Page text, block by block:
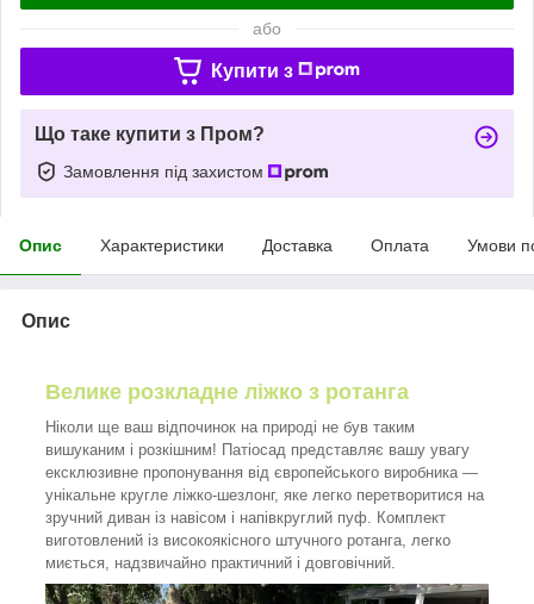
або
Купити з
Що таке купити з Пром?
Замовлення під захистом
Опис Характеристики Доставка Оплата Умови
Опис
Велике розкладне ліжко з ротанга
Ніколи ще ваш відпочинок на природі не був таким
вишуканим і розкішним! Патіосад представляє вашу увагу
ексклюзивне пропонування від європейського виробника —
унікальне кругле ліжко-шезлонг, яке легко перетворитися на
зручний диван із навісом і напівкруглий пуф. Комплект
виготовлений із високоякісного штучного ротанга, легко
миється, надзвичайно практичний і довговічний.